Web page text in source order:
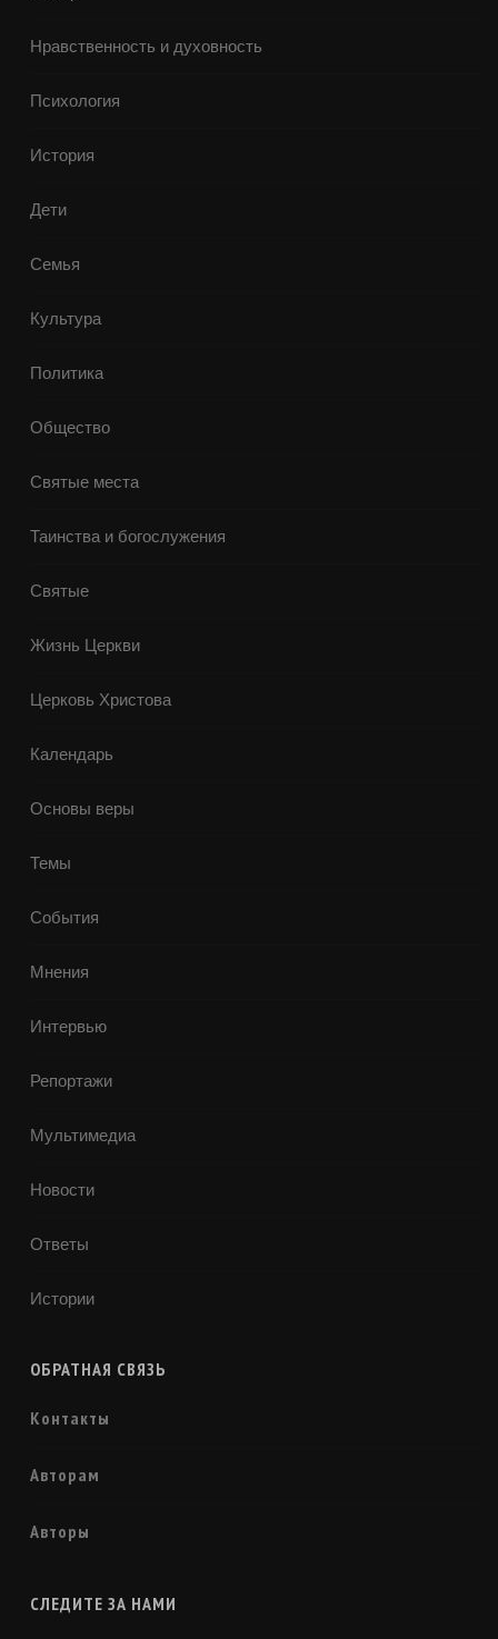
Нравственность и духовность
Психология
История
Дети
Семья
Культура
Политика
Общество
Святые места
Таинства и богослужения
Святые
Жизнь Церкви
Церковь Христова
Календарь
Основы веры
Темы
События
Мнения
Интервью
Репортажи
Мультимедиа
Новости
Ответы
Истории
ОБРАТНАЯ СВЯЗЬ
Контакты
Авторам
Авторы
СЛЕДИТЕ ЗА НАМИ